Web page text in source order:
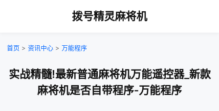
拨号精灵麻将机
首页 > 资讯中心 > 万能程序
实战精髓!最新普通麻将机万能遥控器_新款
麻将机是否自带程序-万能程序